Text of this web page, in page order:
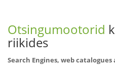
Otsingumootorid
riikides
Search Engines, web